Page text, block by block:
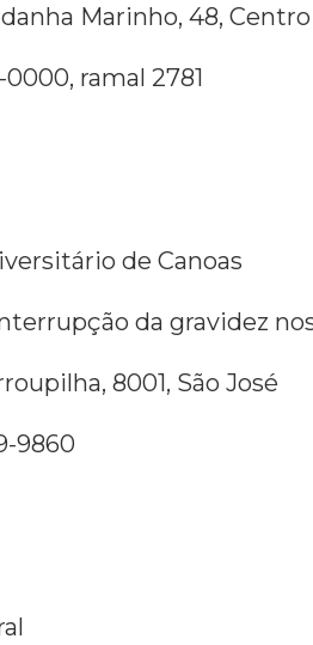
Marinho, 48, Centro
0000, ramal 2781
de Canoas
da gravidez
8001, São José
9860